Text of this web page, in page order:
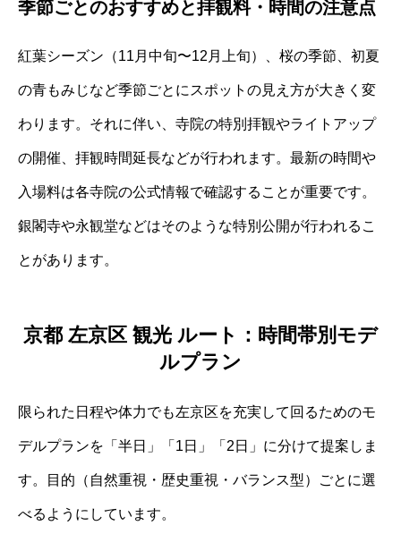
季節ごとのおすすめと拝観料・時間の注意点
紅葉シーズン（11月中旬〜12月上旬）、桜の季節、初夏
の青もみじなど季節ごとにスポットの見え方が大きく変
わります。それに伴い、寺院の特別拝観やライトアップ
の開催、拝観時間延長などが行われます。最新の時間や
入場料は各寺院の公式情報で確認することが重要です。
銀閣寺や永観堂などはそのような特別公開が行われるこ
とがあります。
京都 左京区 観光 ルート：時間帯別モデ
ルプラン
限られた日程や体力でも左京区を充実して回るためのモ
デルプランを「半日」「1日」「2日」に分けて提案しま
す。目的（自然重視・歴史重視・バランス型）ごとに選
べるようにしています。